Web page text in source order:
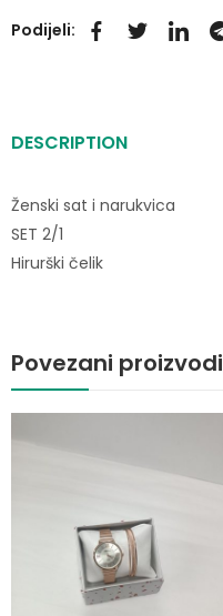
Podijeli:
DESCRIPTION
Ženski sat i narukvica
SET 2/1
Hirurški čelik
Povezani proizvodi